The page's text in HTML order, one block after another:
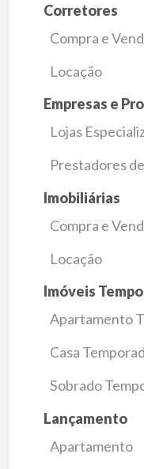
Corretores
Compra e
Locação
Empresas e
Lojas
Prestadores
Imobiliárias
Compra e
Locação
Imóveis
Apartamento
Casa
Sobrado
Lançamento
Apartamento